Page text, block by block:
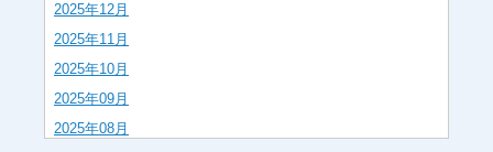
2025年12月
2025年11月
2025年10月
2025年09月
2025年08月